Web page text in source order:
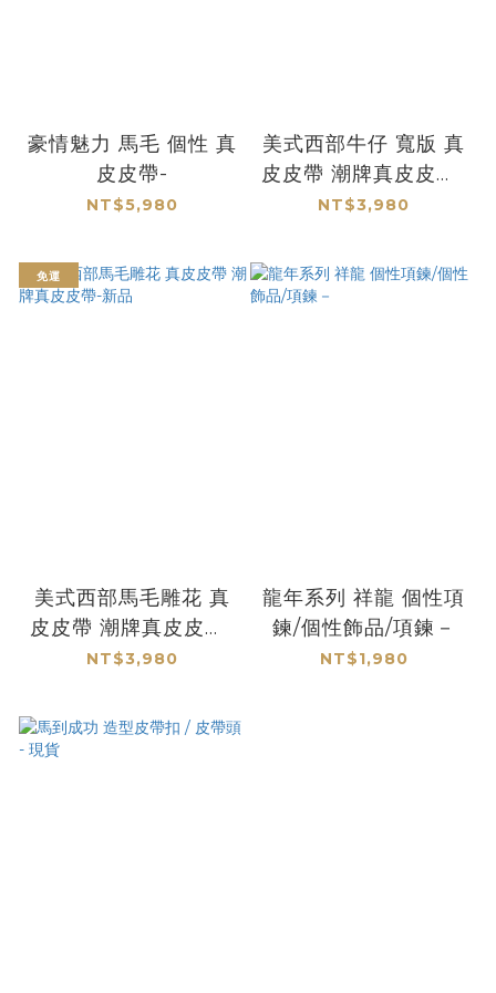
豪情魅力 馬毛 個性 真
皮皮帶-
NT$5,980
美式西部牛仔 寬版 真
皮皮帶 潮牌真皮皮帶-
新品
NT$3,980
免運
美式西部馬毛雕花 真
皮皮帶 潮牌真皮皮帶-
新品
NT$3,980
龍年系列 祥龍 個性項
鍊/個性飾品/項鍊－
NT$1,980